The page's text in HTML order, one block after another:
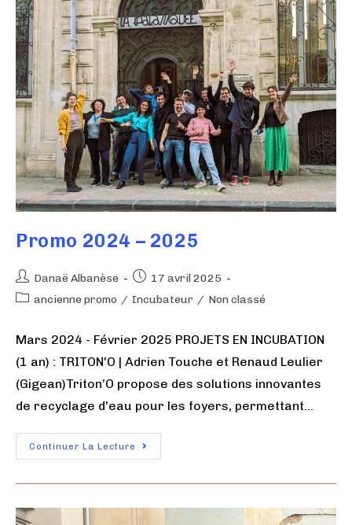
Promo 2024 – 2025
Danaë Albanèse
17 avril 2025
ancienne promo / Incubateur / Non classé
Mars 2024 - Février 2025 PROJETS EN INCUBATION
(1 an) : TRITON'O | Adrien Touche et Renaud Leulier
(Gigean)Triton’O propose des solutions innovantes
de recyclage d'eau pour les foyers, permettant…
Continuer La Lecture